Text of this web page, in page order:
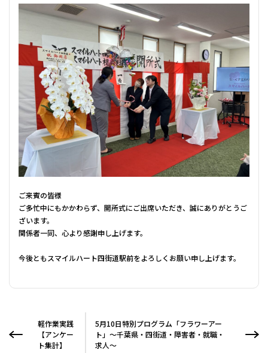
ご来賓の皆様
ご多忙中にもかかわらず、開所式にご出席いただき、誠にありがとうご
ざいます。
関係者一同、心より感謝申し上げます。
今後ともスマイルハート四街道駅前をよろしくお願い申し上げます。
軽作業実践
【アンケー
ト集計】
5月10日特別プログラム「フラワーアー
ト」～千葉県・四街道・障害者・就職・
求人～